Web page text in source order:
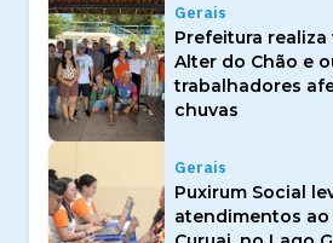
Gerais
Prefeitura
Alter do Chão e
trabalhadores
chuvas
Gerais
Puxirum Social
atendimentos